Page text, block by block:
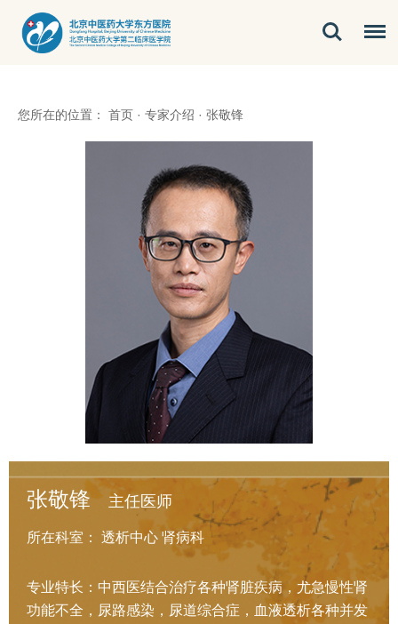
您所在的位置： 首页 · 专家介绍 · 张敬锋
张敬锋 主任医师
所在科室： 透析中心 肾病科
专业特长：中西医结合治疗各种肾脏疾病，尤急慢性肾
功能不全，尿路感染，尿道综合症，血液透析各种并发